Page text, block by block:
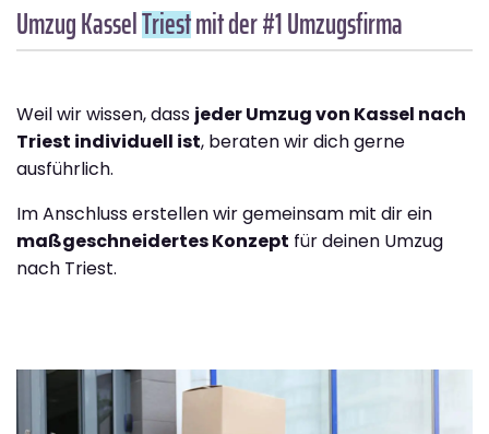
Umzug KasselTriestmit der #1 Umzugsfirma
Weil wir wissen, dass jeder Umzug von Kassel nach
Triest individuell ist, beraten wir dich gerne
ausführlich.
Im Anschluss erstellen wir gemeinsam mit dir ein
maßgeschneidertes Konzept für deinen Umzug
nach Triest.